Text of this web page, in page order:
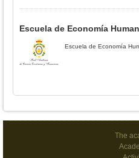
Escuela de Economía
Escuela de Economía
The